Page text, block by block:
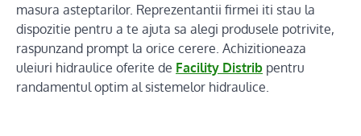
masura asteptarilor. Reprezentantii firmei iti stau la
dispozitie pentru a te ajuta sa alegi produsele potrivite,
raspunzand prompt la orice cerere. Achizitioneaza
uleiuri hidraulice oferite de Facility Distrib pentru
randamentul optim al sistemelor hidraulice.